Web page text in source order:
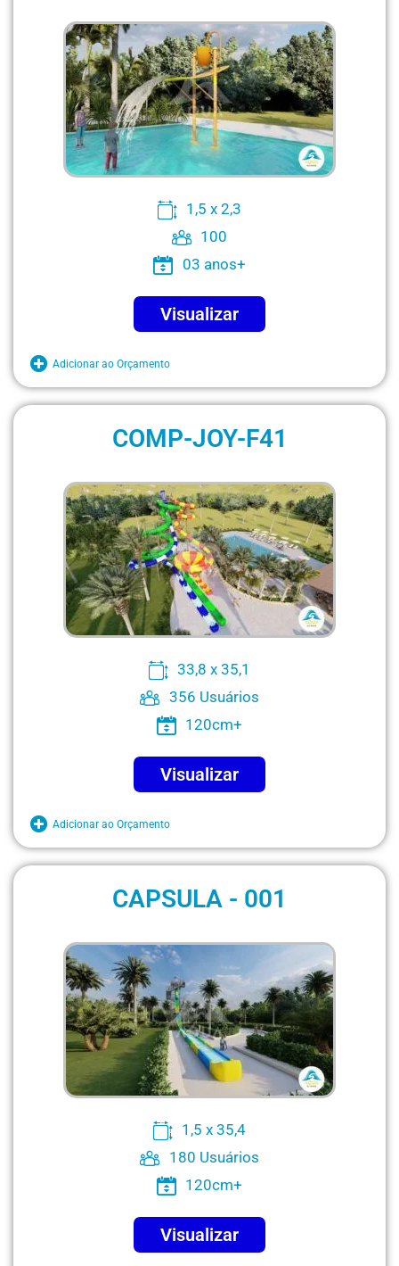
1,5 x 2,3
100
03 anos+
Visualizar
Adicionar ao Orçamento
COMP-JOY-F41
33,8 x 35,1
356 Usuários
120cm+
Visualizar
Adicionar ao Orçamento
CAPSULA - 001
1,5 x 35,4
180 Usuários
120cm+
Visualizar